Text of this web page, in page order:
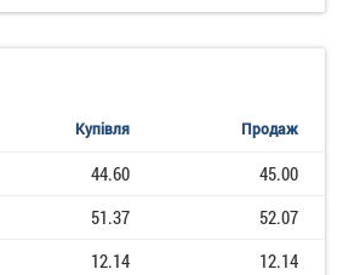
Купівля Продаж
44.60
45.00
51.37
52.07
12.14 12.14